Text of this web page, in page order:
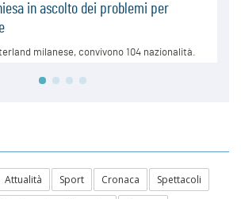
Attualità Sport Cronaca
Spettacoli